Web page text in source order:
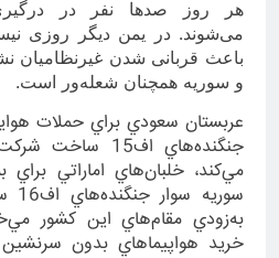
هر روز صدها نفر در
می‌شوند. در یمن دیگر روزی
باعث قربانی شدن غیرنظامیان
و سوریه همچنان شعله‌‌ور است.
عربستان سعودي براي حملات
جنگنده‌هاي اف15
مي‌كند، خلبان‌هاي اماراتي براي
به‌زودي مقام‌هاي اين كشور
خريد هواپيماهاي بدون سرنشين